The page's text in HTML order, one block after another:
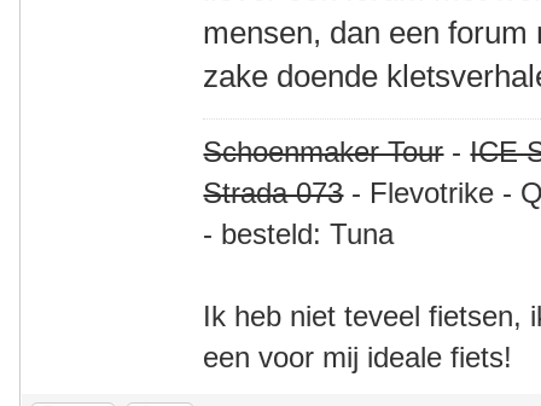
mensen, dan een
zake doende
Schoenmaker Tour-ICE
Strada 073- Flevotrike -
- besteld: Tuna
Ik heb niet teveel fietsen,
een voor mij ideale fiets!